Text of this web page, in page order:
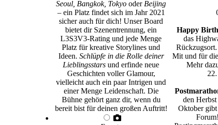
Seoul, Bangkok, Tokyo oder Beijing
– ein Platz findet sich im Jahr 2021
sicher auch für dich! Unser Board
bietet dir Szenentrennung, ein
L3S3V3-Rating und jede Menge
Platz für kreative Storylines und
Ideen. Schlüpfe in die Rolle deiner
Lieblingsstars und erfinde neue
Geschichten voller Glamour,
vielleicht auch ein paar Intrigen und
einer Menge Leidenschaft. Die
Bühne gehört ganz dir, wenn du
bereit bist für deinen großen Auftritt!
Happy
das
Mit und für
Mehr
den
Oktober